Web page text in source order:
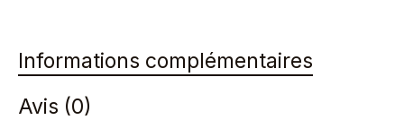
Informations complémentaires
Avis (0)